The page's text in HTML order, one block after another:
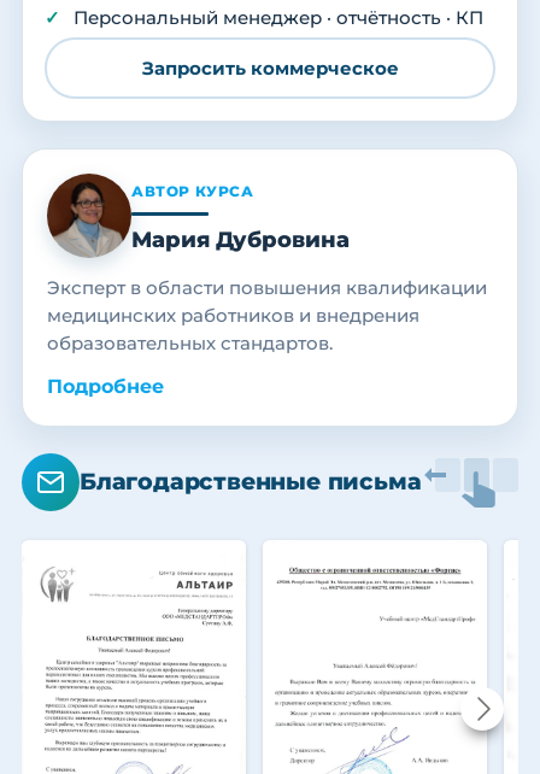
Персональный менеджер · отчётность · КП
Запросить коммерческое
АВТОР КУРСА
Мария Дубровина
Эксперт в области повышения квалификации
медицинских работников и внедрения
образовательных стандартов.
Подробнее
Благодарственные письма